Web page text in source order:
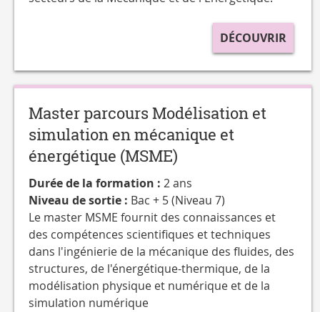
DÉCOUVRIR
Master parcours Modélisation et
simulation en mécanique et
énergétique (MSME)
Durée de la formation :2 ans
Niveau de sortie : Bac + 5 (Niveau 7)
Le master MSME fournit des connaissances et
des compétences scientifiques et techniques
dans l'ingénierie de la mécanique des fluides, des
structures, de l'énergétique-thermique, de la
modélisation physique et numérique et de la
simulation numérique